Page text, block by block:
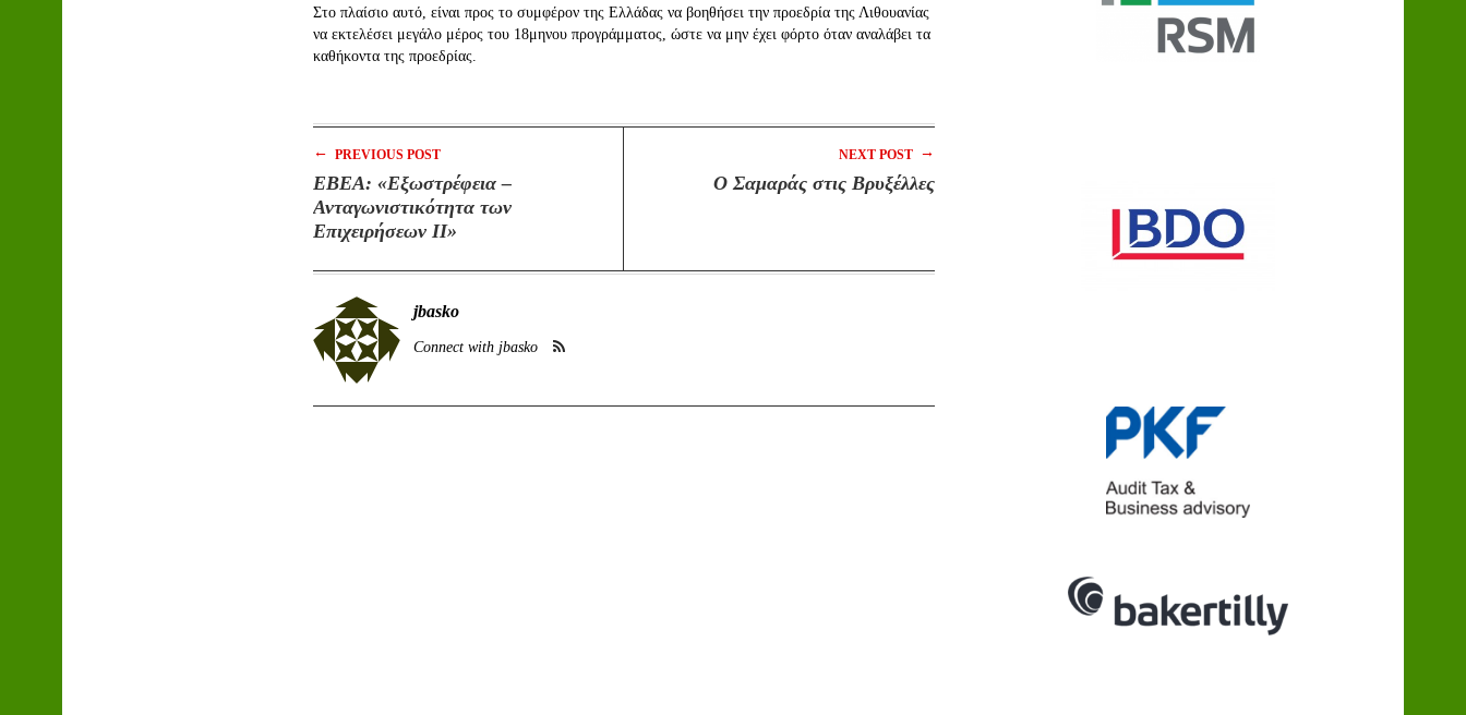
Στο πλαίσιο αυτό, είναι προς το συμφέρον της Ελλάδας να βοηθήσει την προεδρία της Λιθουανίας
να εκτελέσει μεγάλο μέρος του 18μηνου προγράμματος, ώστε να μην έχει φόρτο όταν αναλάβει τα
καθήκοντα της προεδρίας.
← PREVIOUS POST
EBEA: «Εξωστρέφεια –
Ανταγωνιστικότητα των
Επιχειρήσεων ΙΙ»
NEXT POST →
O Σαμαράς στις Βρυξέλλες
jbasko
Connect with jbasko